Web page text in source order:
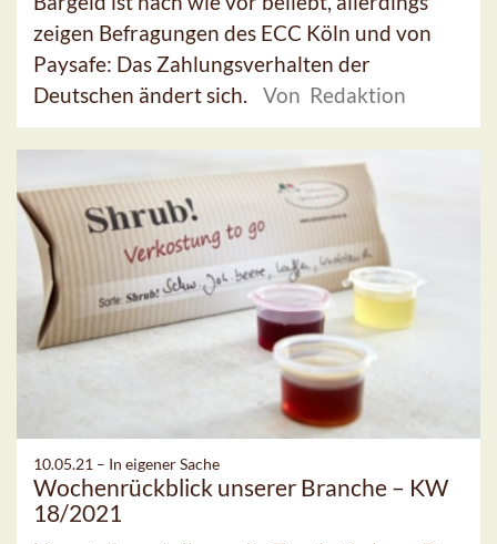
zeigen Befragungen des ECC Köln und von
Paysafe: Das Zahlungsverhalten der
Deutschen ändert sich.
Von Redaktion
10.05.21 – In eigener Sache
Wochenrückblick unserer Branche – KW
18/2021